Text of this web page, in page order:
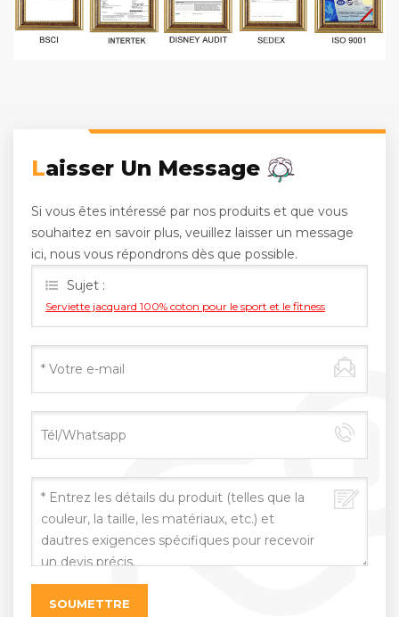
Laisser Un Message
Si vous êtes intéressé par nos produits et que vous
souhaitez en savoir plus, veuillez laisser un message
ici, nous vous répondrons dès que possible.
Sujet :
Serviette jacquard 100% coton pour le sport et le fitness